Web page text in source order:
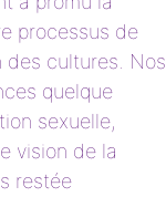
processus de
des cultures. Nos
quelque
sexuelle,
vision de la
restée